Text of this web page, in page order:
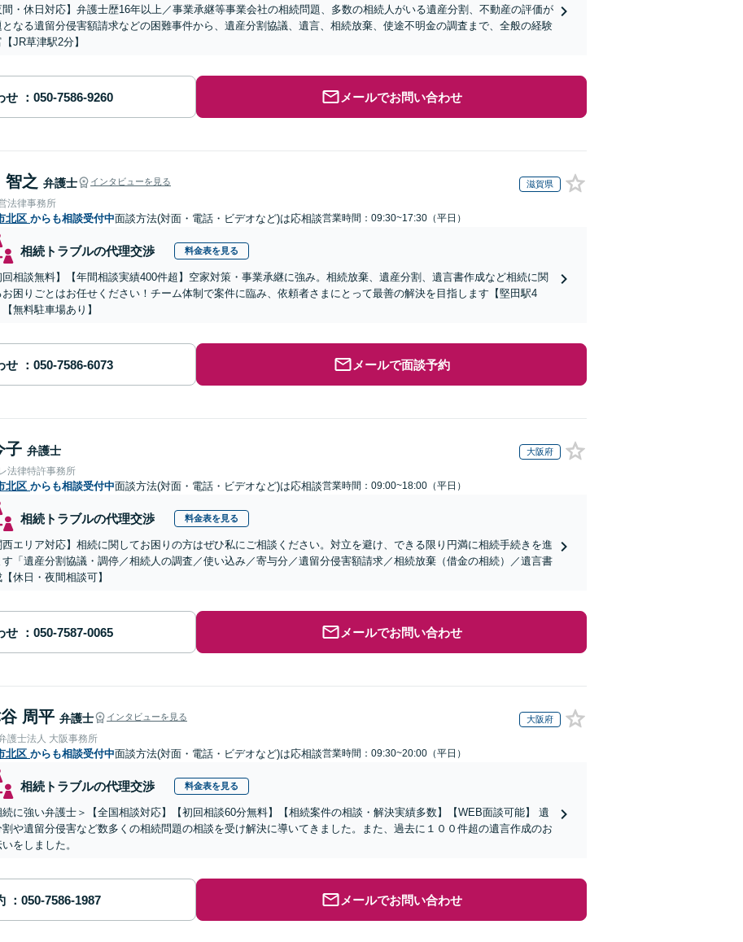
間・休日対応】弁護士歴16年以上／事業承継等事業会社の相続問題、多数の相続人がいる遺産分割、不動産の評価が
となる遺留分侵害額請求などの困難事件から、遺産分割協議、遺言、相続放棄、使途不明金の調査まで、全般の経験
JR草津駅2分】
せ メールでお問い合わせ
智之 弁護士 インタビューを見る 滋賀県
法律事務所
北区 からも相談受付中面談方法(対面・電話・ビデオなど)は応相談営業時間：09:30~17:30（平日）
相続トラブルの代理交渉 料金表を見る
回相談無料】【年間相談実績400件超】空家対策・事業承継に強み。相続放棄、遺産分割、遺言書作成など相続に関
お困りごとはお任せください！チーム体制で案件に臨み、依頼者さまにとって最善の解決を目指します【堅田駅4
無料駐車場あり】
せ メールで面談予約
子 弁護士 大阪府
法律特許事務所
北区 からも相談受付中面談方法(対面・電話・ビデオなど)は応相談営業時間：09:00~18:00（平日）
相続トラブルの代理交渉 料金表を見る
西エリア対応】相続に関してお困りの方はぜひ私にご相談ください。対立を避け、できる限り円満に相続手続きを進
す「遺産分割協議・調停／相続人の調査／使い込み／寄与分／遺留分侵害額請求／相続放棄（借金の相続）／遺言書
休日・夜間相談可】
せ メールでお問い合わせ
周平 弁護士 インタビューを見る 大阪府
護士法人 大阪事務所
北区 からも相談受付中面談方法(対面・電話・ビデオなど)は応相談営業時間：09:30~20:00（平日）
相続トラブルの代理交渉 料金表を見る
続に強い弁護士＞【全国相談対応】【初回相談60分無料】【相続案件の相談・解決実績多数】【WEB面談可能】 遺
割や遺留分侵害など数多くの相続問題の相談を受け解決に導いてきました。また、過去に１００件超の遺言作成のお
をしました。
メールでお問い合わせ